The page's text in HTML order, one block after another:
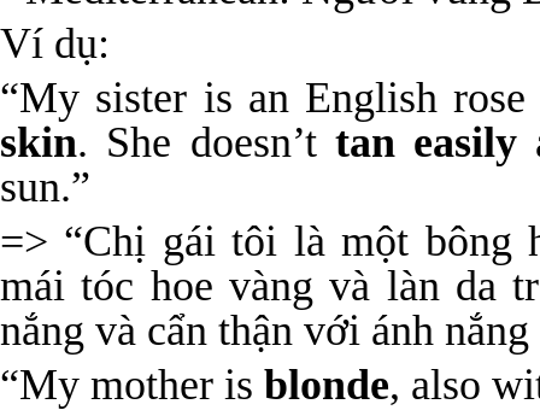
Ví dụ:
“My sister is an English
skin. She doesn’t tan easily
sun.”
=> “Chị gái tôi là một bông
mái tóc hoe vàng và làn da
nắng và cẩn thận với ánh
“My mother is blonde, also